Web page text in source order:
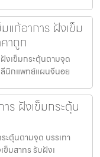
ก้อาการ ฝังเข็ม
าถูก
งเข็มกระตุ้นตามจุด
ลีนิกแพทย์แผนจีนอย
ร ฝังเข็มกระตุ้น
ะตุ้นตามจุด บรรเทา
มสาทร รับฝังเ